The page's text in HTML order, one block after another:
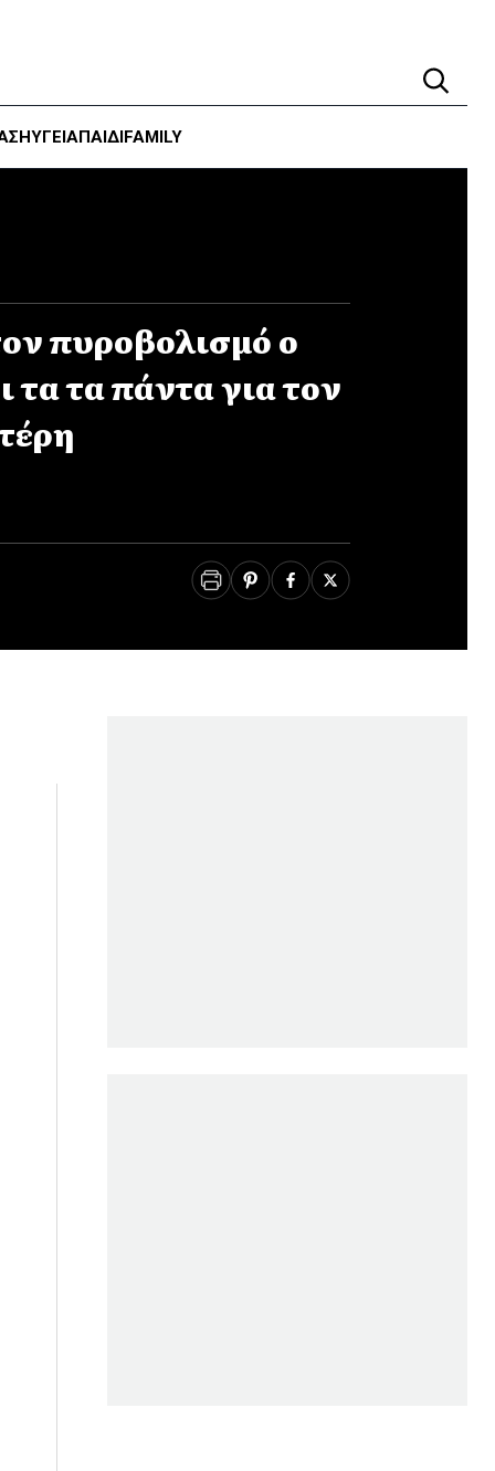
ΥΓΕΊΑΠΑΙΔΙFAMILY
πυροβολισμό ο
τα τα πάντα για τον